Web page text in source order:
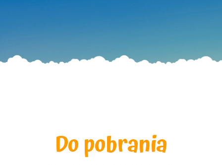
Do pobrania